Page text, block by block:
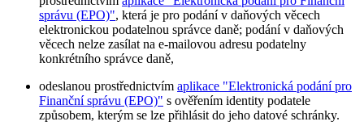
správu (EPO)", která je pro podání v daňových věcech
elektronickou podatelnou správce daně; podání v daňových
věcech nelze zasílat na e-mailovou adresu podatelny
konkrétního správce daně,
odeslanou prostřednictvím aplikace "Elektronická podání pro
Finanční správu (EPO)" s ověřením identity podatele
způsobem, kterým se lze přihlásit do jeho datové schránky.